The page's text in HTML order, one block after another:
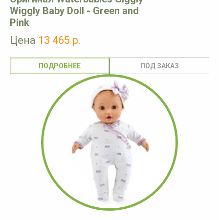
Wiggly Baby Doll - Green and
Pink
Цена 13 465 р.
ПОДРОБНЕЕ